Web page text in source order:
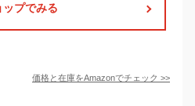
ップでみる
価格と在庫をAmazonでチェック >>